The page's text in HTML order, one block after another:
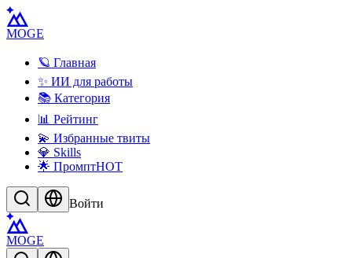
MOGE
🪐 Главная
✨ ИИ для работы
📚 Категория
📊 Рейтинг
💫 Избранные твиты
💎 Skills
🌟 ПромптHOT
Войти
MOGE